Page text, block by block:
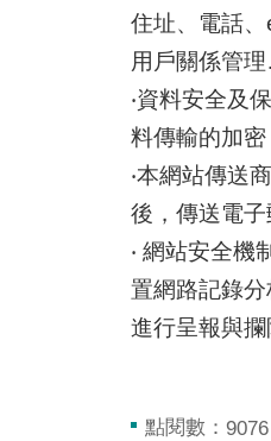
住址、電話
用戶關係管
‧資料安全及
料傳輸的加密
‧本網站傳送
後，傳送電
‧ 網站安全機
置網路記錄
進行呈報與攔
點閱數： 9076